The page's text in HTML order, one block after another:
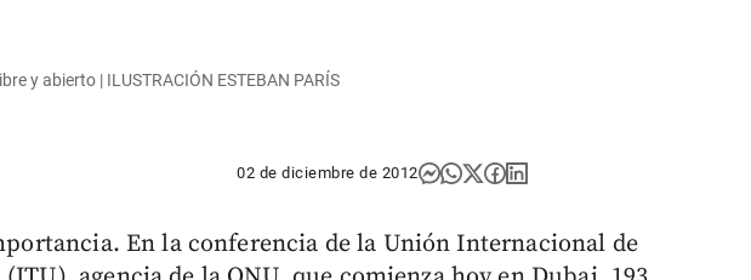
y abierto | ILUSTRACIÓN ESTEBAN PARÍS
02 de diciembre de 2012
En la conferencia de la Unión Internacional de